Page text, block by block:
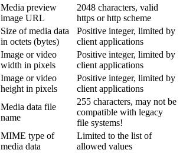
Media preview
image URL
2048 characters, valid
https or http scheme
Size of media data
in octets (bytes)
Positive integer, limited by
client applications
Image or video
width in pixels
Positive integer, limited by
client applications
Image or video
height in pixels
Positive integer, limited by
client applications
Media data file
name
255 characters, may not be
compatible with legacy
file systems!
MIME type of
media data
Limited to the list of
allowed values